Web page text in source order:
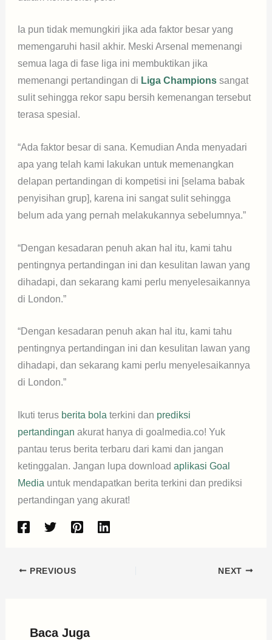
Ia pun tidak memungkiri jika ada faktor besar yang
memengaruhi hasil akhir. Meski Arsenal memenangi
semua laga di fase liga ini membuktikan jika
memenangi pertandingan di Liga Championssangat
sulit sehingga rekor sapu bersih kemenangan tersebut
terasa spesial.
“Ada faktor besar di sana. Kemudian Anda menyadari
apa yang telah kami lakukan untuk memenangkan
delapan pertandingan di kompetisi ini [selama babak
penyisihan grup], karena ini sangat sulit sehingga
belum ada yang pernah melakukannya sebelumnya.”
“Dengan kesadaran penuh akan hal itu, kami tahu
pentingnya pertandingan ini dan kesulitan lawan yang
dihadapi, dan sekarang kami perlu menyelesaikannya
di London.”
“Dengan kesadaran penuh akan hal itu, kami tahu
pentingnya pertandingan ini dan kesulitan lawan yang
dihadapi, dan sekarang kami perlu menyelesaikannya
di London.”
Ikuti terus berita bola terkini dan prediksi
pertandingan akurat hanya di goalmedia.co! Yuk
pantau terus berita terbaru dari kami dan jangan
ketinggalan. Jangan lupa download aplikasi Goal
Media untuk mendapatkan berita terkini dan prediksi
pertandingan yang akurat!
PREVIOUS NEXT
Baca Juga